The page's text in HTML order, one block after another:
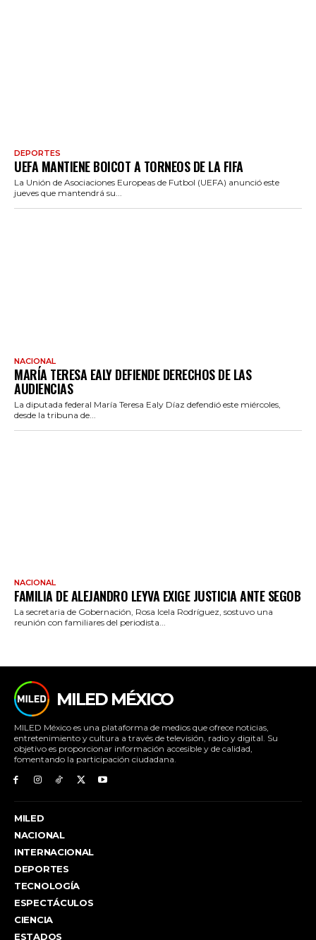
DEPORTES
UEFA MANTIENE BOICOT A TORNEOS DE LA FIFA
La Unión de Asociaciones Europeas de Futbol (UEFA) anunció este
jueves que mantendrá su...
NACIONAL
MARÍA TERESA EALY DEFIENDE DERECHOS DE LAS
AUDIENCIAS
La diputada federal María Teresa Ealy Díaz defendió este miércoles,
desde la tribuna de...
NACIONAL
FAMILIA DE ALEJANDRO LEYVA EXIGE JUSTICIA ANTE SEGOB
La secretaria de Gobernación, Rosa Icela Rodríguez, sostuvo una
reunión con familiares del periodista...
MILED MÉXICO
MILED México es una plataforma de medios que ofrece noticias,
entretenimiento y cultura a través de televisión, radio y digital. Su
objetivo es proporcionar información accesible y de calidad,
fomentando la participación ciudadana.
MILED
NACIONAL
INTERNACIONAL
DEPORTES
TECNOLOGÍA
ESPECTÁCULOS
CIENCIA
ESTADOS